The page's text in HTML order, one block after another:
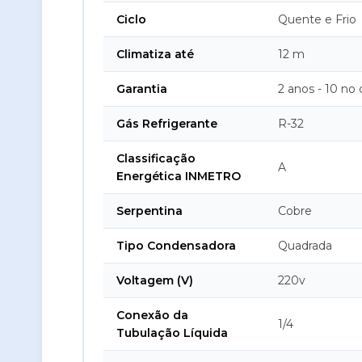
Ciclo Quente e Frio
Climatiza até 12 m
Garantia 2 anos - 10 no
Gás Refrigerante R-32
Classificação
Energética INMETRO
A
Serpentina Cobre
Tipo Condensadora Quadrada
Voltagem (V) 220v
Conexão da
Tubulação Líquida
1/4